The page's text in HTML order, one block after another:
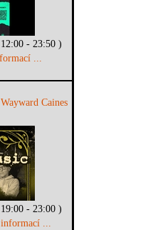
- 23:50 )
...
Caines
- 23:00 )
...